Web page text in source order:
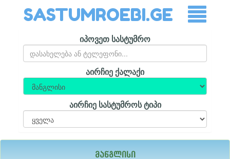
SASTUMROEBI.GE
იპოვეთ სასტუმრო
აირჩიე ქალაქი
აირჩიე სასტუმროს ტიპი
მანგლისი